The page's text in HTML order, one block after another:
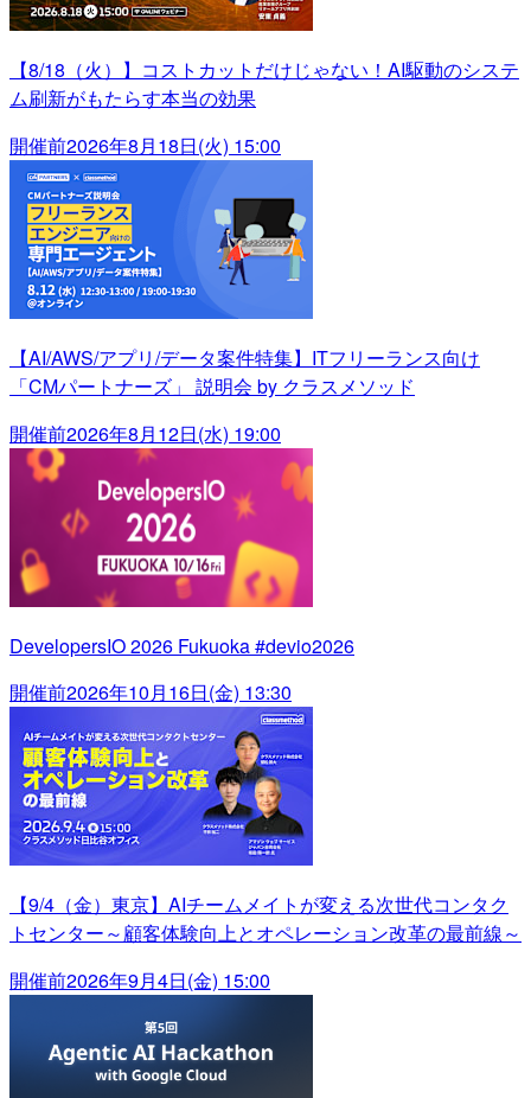
【8/18（火）】コストカットだけじゃない！AI駆動のシステ
ム刷新がもたらす本当の効果
開催前2026年8月18日(火) 15:00
【AI/AWS/アプリ/データ案件特集】ITフリーランス向け
「CMパートナーズ」 説明会 by クラスメソッド
開催前2026年8月12日(水) 19:00
DevelopersIO 2026 Fukuoka #devio2026
開催前2026年10月16日(金) 13:30
【9/4（金）東京】AIチームメイトが変える次世代コンタク
トセンター～顧客体験向上とオペレーション改革の最前線～
開催前2026年9月4日(金) 15:00